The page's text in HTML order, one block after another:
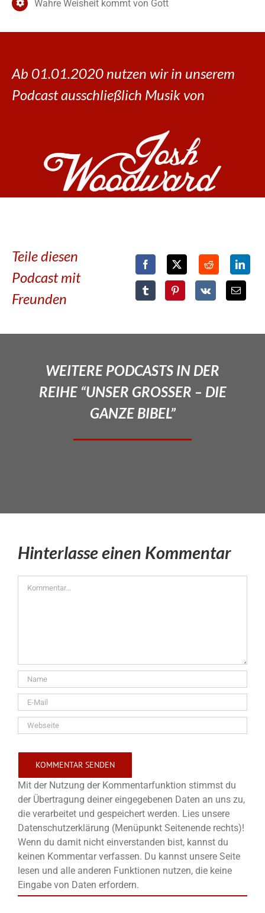
Wahre Weisheit kommt von Gott
Ab 01.01.2020 nutzen wir in unserem
Podcast ausschließlich Musik von
Teile diesen
Podcast mit
Freunden
WEITERE PODCASTS IN DER
REIHE “UNSER GROSSER – DIE
GANZE BIBEL”
Hinterlasse einen Kommentar
Mit der Nutzung der Kommentarfunktion stimmst du
der Übertragung deiner eingegebenen Daten an uns zu,
die verarbeitet und gespeichert werden. Lies unsere
Datenschutzerklärung (Menüpunkt Seitenende rechts)!
Wenn du damit nicht einverstanden bist, kannst du
keinen Kommentar verfassen. Du kannst unsere Seite
lesen und alle anderen Funktionen nutzen, die keine
Eingabe von Daten erfordern.